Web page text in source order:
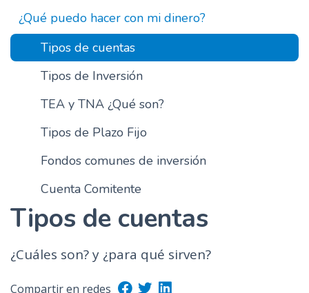
n
e
d
r
i
a
¿Qué puedo hacer con mi dinero?
Tipos de cuentas
Tipos de Inversión
TEA y TNA ¿Qué son?
Tipos de Plazo Fijo
Fondos comunes de inversión
Cuenta Comitente
Tipos de cuentas
¿Cuáles son? y ¿para qué sirven?
Compartir en redes